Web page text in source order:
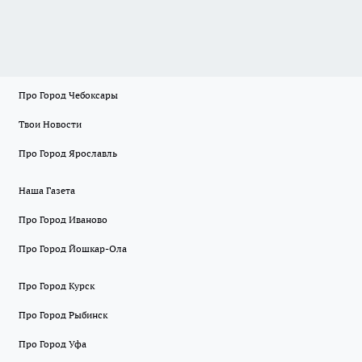
Про Город Чебоксары
Твои Новости
Про Город Ярославль
Наша Газета
Про Город Иваново
Про Город Йошкар-Ола
Про Город Курск
Про Город Рыбинск
Про Город Уфа